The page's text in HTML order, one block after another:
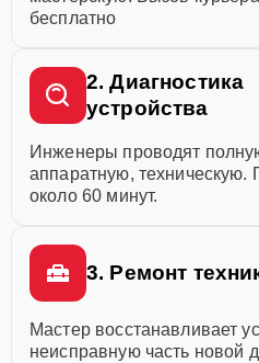
бесплатно
2. Диагностика
устройства
Инженеры проводят
аппаратную, техническую.
около 60 минут.
3. Ремонт
Мастер восстанавливает
неисправную часть новой